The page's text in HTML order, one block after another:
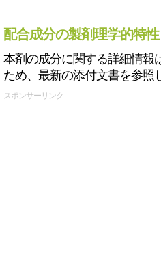
配合成分の製剤理学的特性
本剤の成分に関する詳細情報
ため、最新の添付文書を参照
スポンサーリンク